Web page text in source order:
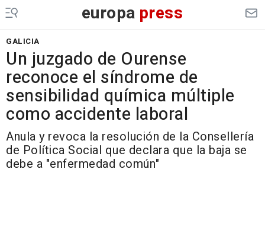
europa press
GALICIA
Un juzgado de Ourense
reconoce el síndrome de
sensibilidad química múltiple
como accidente laboral
Anula y revoca la resolución de la Consellería
de Política Social que declara que la baja se
debe a "enfermedad común"